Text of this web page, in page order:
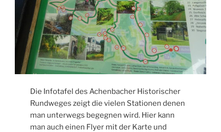
Die Infotafel des Achenbacher Historischer
Rundweges zeigt die vielen Stationen denen
man unterwegs begegnen wird. Hier kann
man auch einen Flyer mit der Karte und